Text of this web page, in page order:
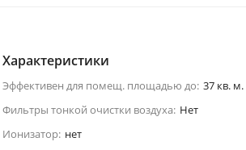
Характеристики
Эффективен для помещ. площадью до: 37 кв. м.
Фильтры тонкой очистки воздуха: Нет
Ионизатор: нет